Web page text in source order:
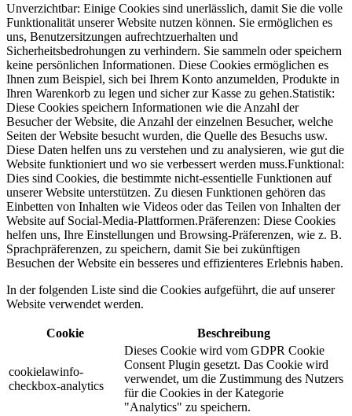
Unverzichtbar: Einige Cookies sind unerlässlich, damit Sie die volle
Funktionalität unserer Website nutzen können. Sie ermöglichen es
uns, Benutzersitzungen aufrechtzuerhalten und
Sicherheitsbedrohungen zu verhindern. Sie sammeln oder speichern
keine persönlichen Informationen. Diese Cookies ermöglichen es
Ihnen zum Beispiel, sich bei Ihrem Konto anzumelden, Produkte in
Ihren Warenkorb zu legen und sicher zur Kasse zu gehen.Statistik:
Diese Cookies speichern Informationen wie die Anzahl der
Besucher der Website, die Anzahl der einzelnen Besucher, welche
Seiten der Website besucht wurden, die Quelle des Besuchs usw.
Diese Daten helfen uns zu verstehen und zu analysieren, wie gut die
Website funktioniert und wo sie verbessert werden muss.Funktional:
Dies sind Cookies, die bestimmte nicht-essentielle Funktionen auf
unserer Website unterstützen. Zu diesen Funktionen gehören das
Einbetten von Inhalten wie Videos oder das Teilen von Inhalten der
Website auf Social-Media-Plattformen.Präferenzen: Diese Cookies
helfen uns, Ihre Einstellungen und Browsing-Präferenzen, wie z. B.
Sprachpräferenzen, zu speichern, damit Sie bei zukünftigen
Besuchen der Website ein besseres und effizienteres Erlebnis haben.
In der folgenden Liste sind die Cookies aufgeführt, die auf unserer
Website verwendet werden.
Cookie Beschreibung
cookielawinfo-
checkbox-analytics
Dieses Cookie wird vom GDPR Cookie
Consent Plugin gesetzt. Das Cookie wird
verwendet, um die Zustimmung des Nutzers
für die Cookies in der Kategorie
"Analytics" zu speichern.